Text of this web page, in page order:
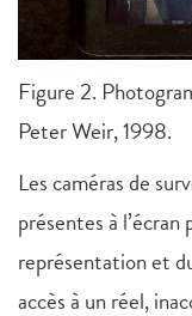
Figure 2.
Peter Weir, 1998.
Les caméras de
présentes à
représentation et
accès à un réel,